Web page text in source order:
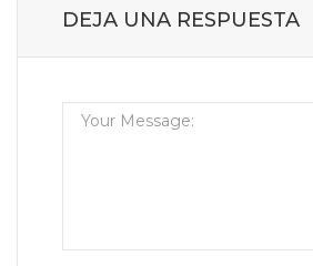
DEJA UNA RESPUESTA